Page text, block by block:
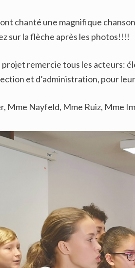
ont chanté une magnifique
sur la flèche après les photos!!!!
projet remercie tous les acteurs:
et d’administration, pour
Mme Nayfeld, Mme Ruiz, Mme